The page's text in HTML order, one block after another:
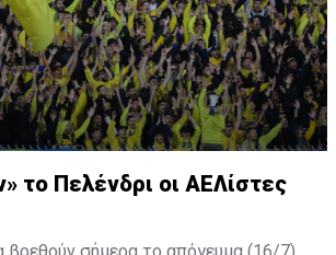
July 15, 2023
το Πελένδρι οι ΑΕΛίστες
βρεθούν σήμερα το απόγευμα (16/7)